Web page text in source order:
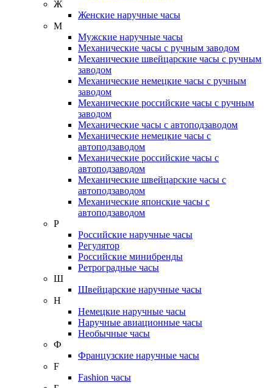
Ж
Женские наручные часы
М
Мужские наручные часы
Механические часы с ручным заводом
Механические швейцарские часы с ручным
заводом
Механические немецкие часы с ручным
заводом
Механические российские часы с ручным
заводом
Механические часы с автоподзаводом
Механические немецкие часы с
автоподзаводом
Механические российские часы с
автоподзаводом
Механические швейцарские часы с
автоподзаводом
Механические японские часы с
автоподзаводом
Р
Российские наручные часы
Регулятор
Российские минибренды
Ретроградные часы
Ш
Швейцарские наручные часы
Н
Немецкие наручные часы
Наручные авиационные часы
Необычные часы
Ф
Французские наручные часы
F
Fashion часы